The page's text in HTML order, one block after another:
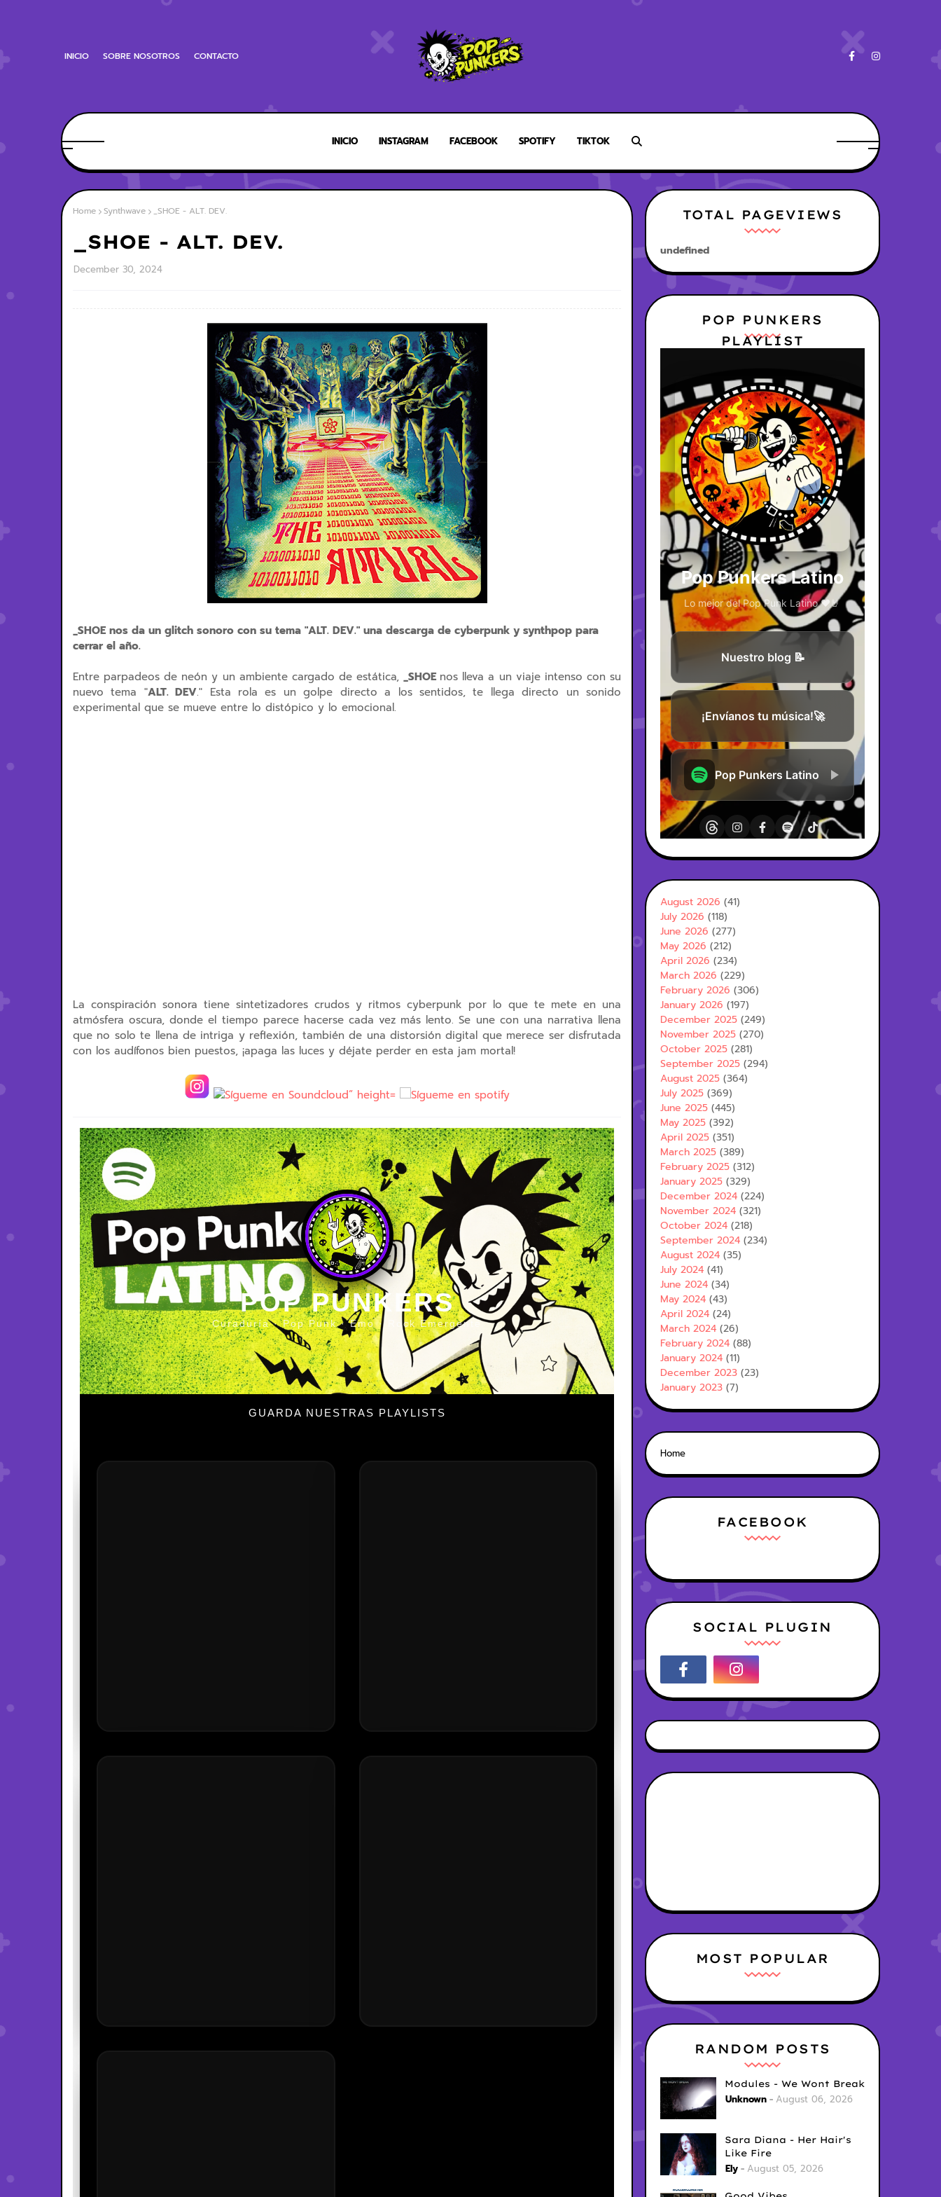
INICIO SOBRE NOSOTROS CONTACTO
INICIO INSTAGRAM FACEBOOK SPOTIFY TIKTOK
Home Synthwave _SHOE - ALT. DEV.
_SHOE - ALT. DEV.
December 30, 2024
_SHOE nos da un glitch sonoro con su tema "ALT. DEV." una descarga de cyberpunk y synthpop para
cerrar el año.
Entre parpadeos de neón y un ambiente cargado de estática,_SHOE nos lleva a un viaje intenso con su
nuevo tema "ALT. DEV." Esta rola es un golpe directo a los sentidos, te llega directo un sonido
experimental que se mueve entre lo distópico y lo emocional.
La conspiración sonora tiene sintetizadores crudos y ritmos cyberpunk por lo que te mete en una
atmósfera oscura, donde el tiempo parece hacerse cada vez más lento. Se une con una narrativa llena
que no solo te llena de intriga y reflexión, también de una distorsión digital que merece ser disfrutada
con los audífonos bien puestos, ¡apaga las luces y déjate perder en esta jam mortal!
POP PUNKERS
Curaduría · Pop Punk · Emo · Rock Emergente
GUARDA NUESTRAS PLAYLISTS
TOTAL PAGEVIEWS
undefned
POP PUNKERS
PLAYLIST
August 2026 (41)
July 2026 (118)
June 2026 (277)
May 2026 (212)
April 2026 (234)
March 2026 (229)
February 2026 (306)
January 2026 (197)
December 2025 (249)
November 2025 (270)
October 2025 (281)
September 2025 (294)
August 2025 (364)
July 2025 (369)
June 2025 (445)
May 2025 (392)
April 2025 (351)
March 2025 (389)
February 2025 (312)
January 2025 (329)
December 2024 (224)
November 2024 (321)
October 2024 (218)
September 2024 (234)
August 2024 (35)
July 2024 (41)
June 2024 (34)
May 2024 (43)
April 2024 (24)
March 2024 (26)
February 2024 (88)
January 2024 (11)
December 2023 (23)
January 2023 (7)
Home
FACEBOOK
SOCIAL PLUGIN
MOST POPULAR
RANDOM POSTS
Modules - We Wont Break
Unknown August 06, 2026
Sara Diana - Her Hair's
Like Fire
Ely August 05, 2026